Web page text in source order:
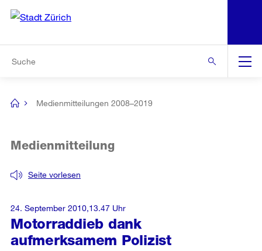
Navigation
[no
Medienmitteilungen 2008–2019
Motorraddieb dank
aufmerksamem Polizist
Seite vorlesen
Medienmitteilung
24. September 2010,13.47 Uhr